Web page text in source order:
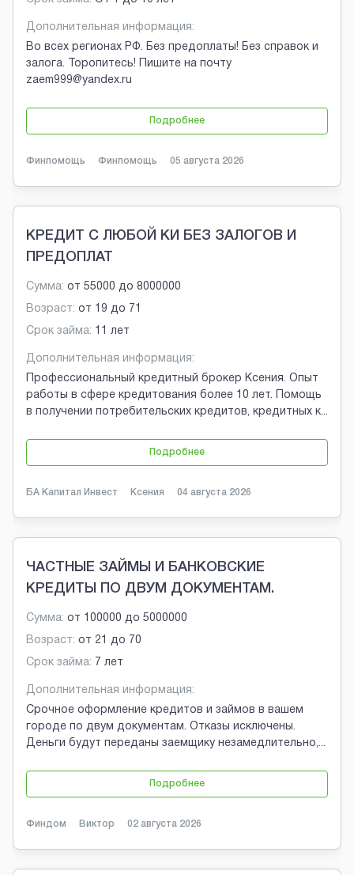
Дополнительная информация:
Во всех регионах РФ. Без предоплаты! Без справок и
залога. Торопитесь! Пишите на почту
zaem999@yandex.ru
Подробнее
Финпомощь Финпомощь 05 августа 2026
КРЕДИТ С ЛЮБОЙ КИ БЕЗ ЗАЛОГОВ И
ПРЕДОПЛАТ
Сумма: от 55000 до 8000000
Возраст: от 19 до 71
Срок займа: 11 лет
Дополнительная информация:
Профессиональный кредитный брокер Ксения. Опыт
работы в сфере кредитования более 10 лет. Помощь
в получении потребительских кредитов, кредитных к...
Подробнее
БА Капитал Инвест Ксения 04 августа 2026
ЧАСТНЫЕ ЗАЙМЫ И БАНКОВСКИЕ
КРЕДИТЫ ПО ДВУМ ДОКУМЕНТАМ.
Сумма: от 100000 до 5000000
Возраст: от 21 до 70
Срок займа: 7 лет
Дополнительная информация:
Срочное оформление кредитов и займов в вашем
городе по двум документам. Отказы исключены.
Деньги будут переданы заемщику незамедлительно,...
Подробнее
Финдом Виктор 02 августа 2026